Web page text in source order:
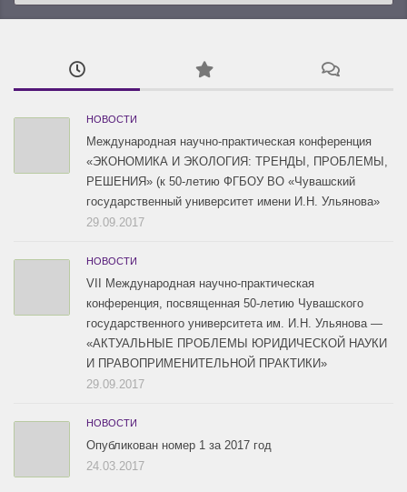
2016 / #3
2015 / #3
2015 / #2
НОВОСТИ
Международная научно-практическая конференция
«ЭКОНОМИКА И ЭКОЛОГИЯ: ТРЕНДЫ, ПРОБЛЕМЫ,
РЕШЕНИЯ» (к 50-летию ФГБОУ ВО «Чувашский
государственный университет имени И.Н. Ульянова»
29.09.2017
НОВОСТИ
VII Международная научно-практическая
конференция, посвященная 50-летию Чувашского
государственного университета им. И.Н. Ульянова —
«АКТУАЛЬНЫЕ ПРОБЛЕМЫ ЮРИДИЧЕСКОЙ НАУКИ
И ПРАВОПРИМЕНИТЕЛЬНОЙ ПРАКТИКИ»
29.09.2017
НОВОСТИ
Опубликован номер 1 за 2017 год
24.03.2017